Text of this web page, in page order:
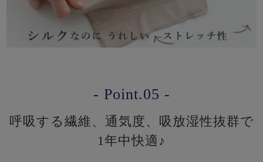
- Point.05 -
呼吸する繊維、通気度、吸放湿性抜群で
1年中快適♪